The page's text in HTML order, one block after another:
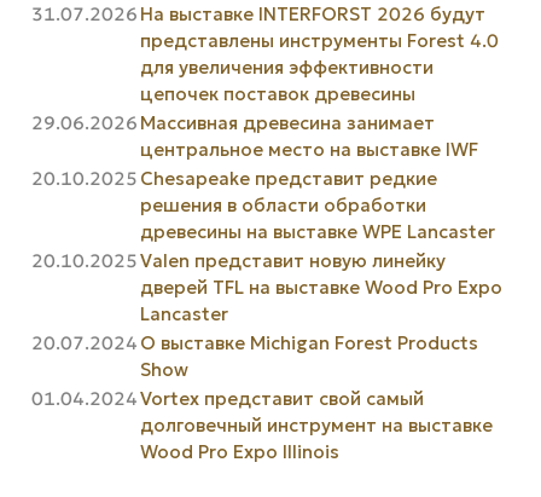
31.07.2026 На выставке INTERFORST 2026 будут
представлены инструменты Forest 4.0
для увеличения эффективности
цепочек поставок древесины
29.06.2026 Массивная древесина занимает
центральное место на выставке IWF
20.10.2025 Chesapeake представит редкие
решения в области обработки
древесины на выставке WPE Lancaster
20.10.2025Valen представит новую линейку
дверей TFL на выставке Wood Pro Expo
Lancaster
20.07.2024 О выставке Michigan Forest Products
Show
01.04.2024Vortex представит свой самый
долговечный инструмент на выставке
Wood Pro Expo Illinois